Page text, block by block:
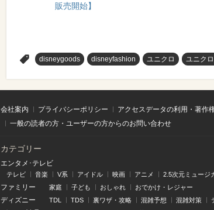
販売開始】
disneygoods disneyfashion ユニクロ ユニク
会社案内 プライバシーポリシー アクセスデータの利用・著作
一般の読者の方・ユーザーの方からのお問い合わせ
カテゴリー
エンタメ･テレビ
テレビ 音楽 V系 アイドル 映画 アニメ 2.5次元ミュージ
ファミリー 家庭 子ども おしゃれ おでかけ・レジャー
ディズニー TDL TDS 裏ワザ・攻略 混雑予想 混雑対策